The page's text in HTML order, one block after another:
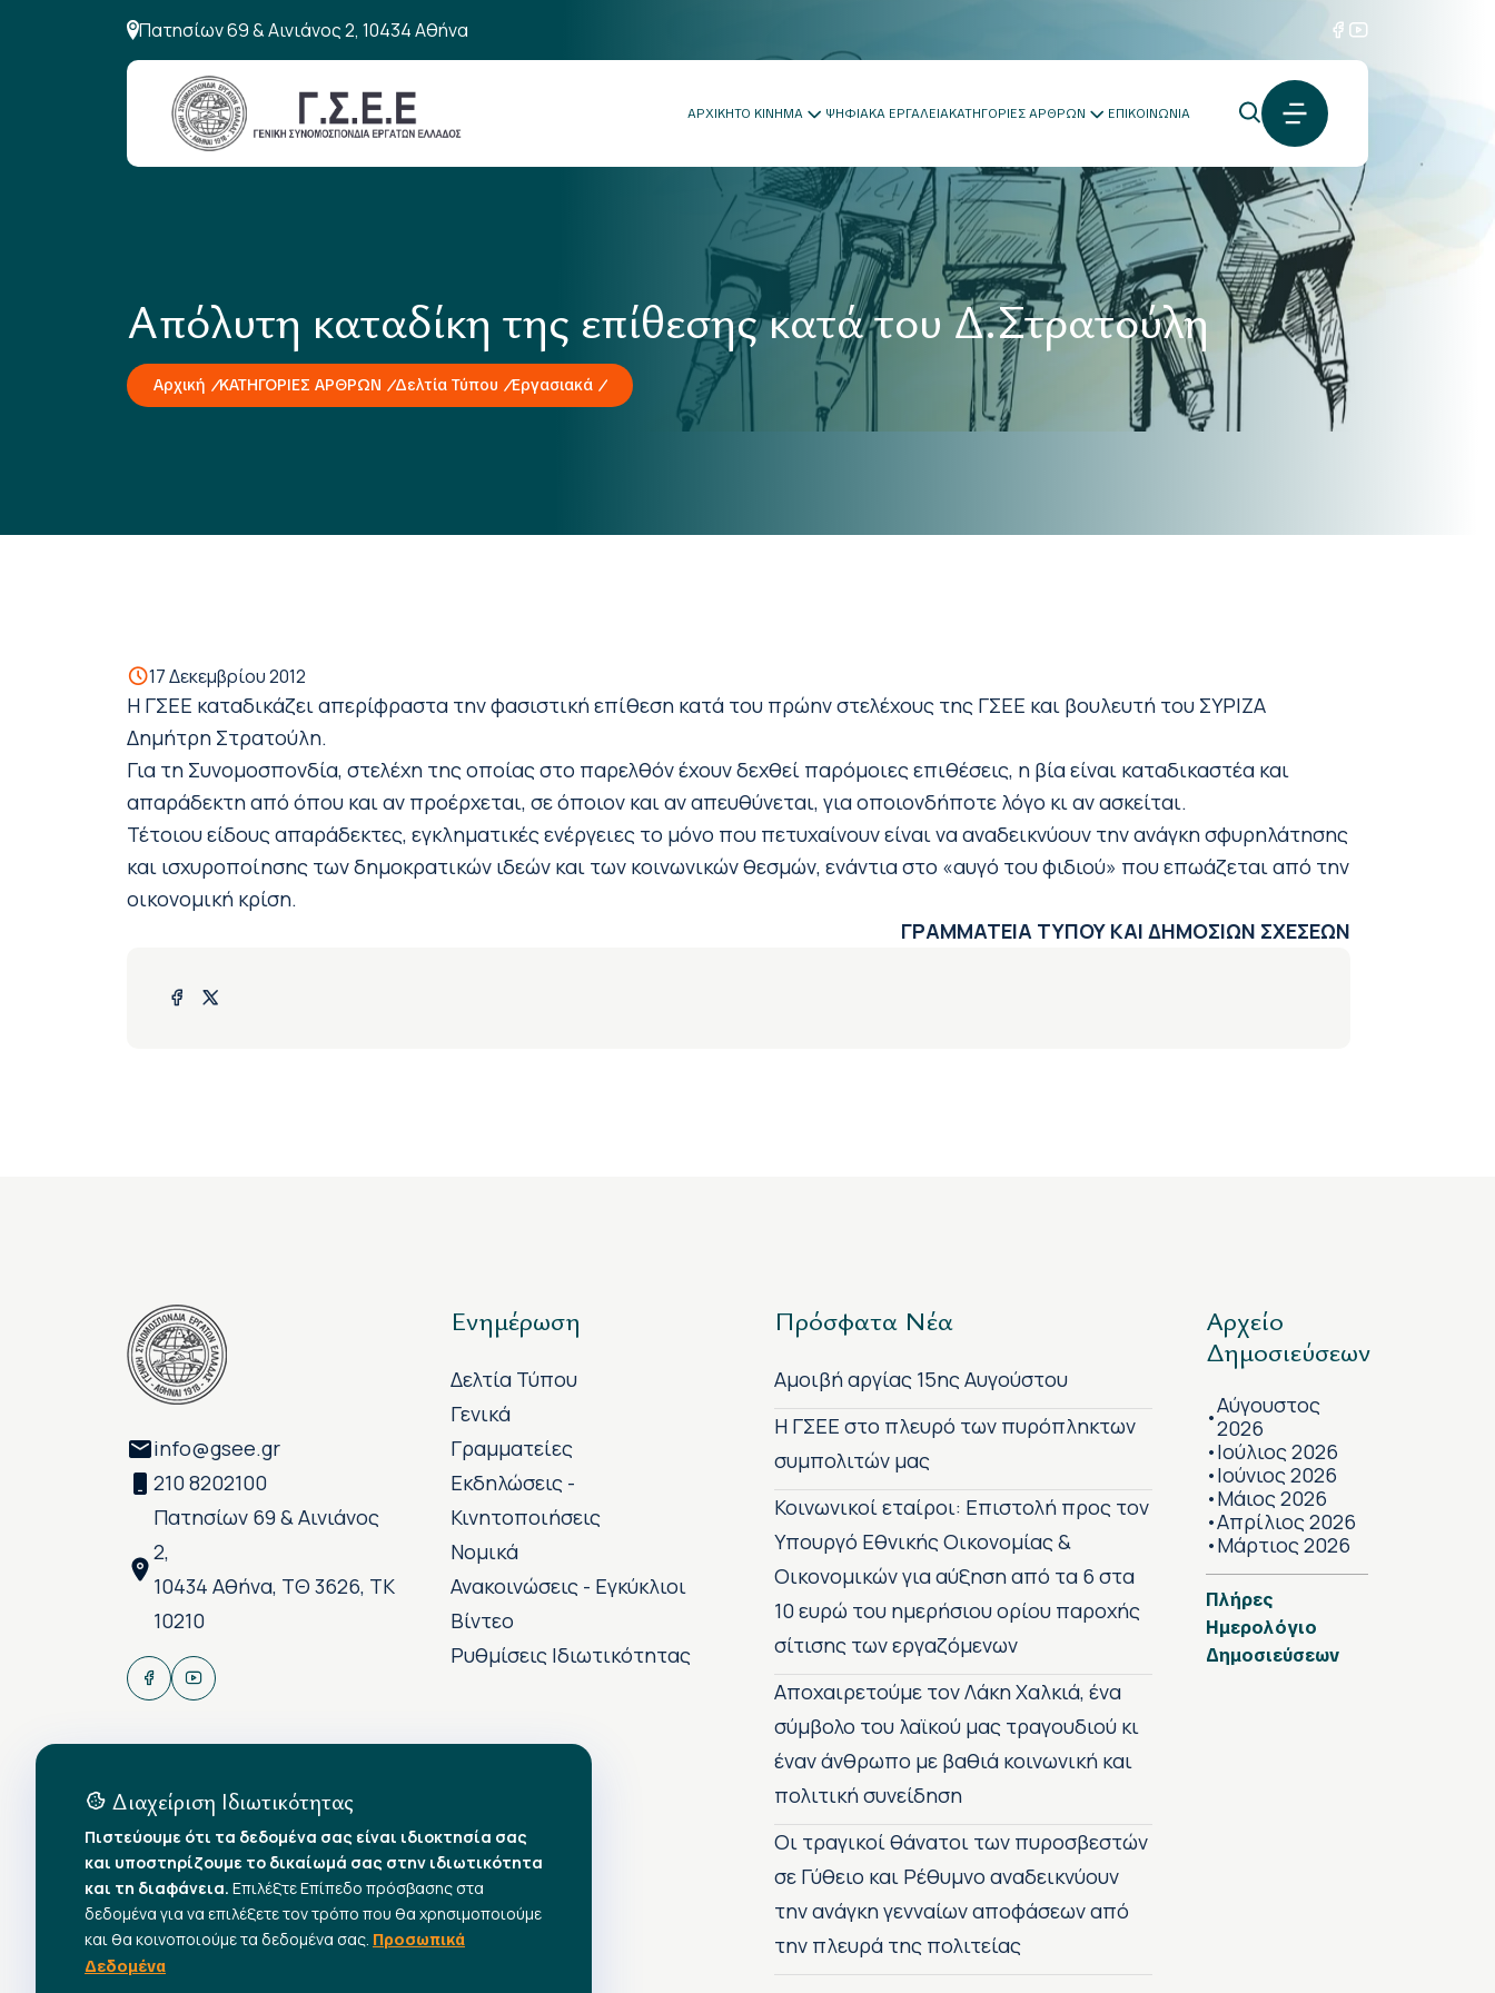
Πατησίων 69 & Αινιάνος 2, 10434 Αθήνα
ΑΡΧΙΚΗΤΟ ΚΙΝΗΜΑ ΨΗΦΙΑΚΑ ΕΡΓΑΛΕΙΑΚΑΤΗΓΟΡΙΕΣ ΑΡΘΡΩΝ ΕΠΙΚΟΙΝΩΝΙΑ
Απόλυτη καταδίκη της επίθεσης κατά του Δ.Στρατούλη
Αρχική ΚΑΤΗΓΟΡΙΕΣ ΑΡΘΡΩΝ Δελτία Τύπου Εργασιακά
17 Δεκεμβρίου 2012
H ΓΣΕΕ καταδικάζει απερίφραστα την φασιστική επίθεση κατά του πρώην στελέχους της ΓΣΕΕ και βουλευτή του ΣΥΡΙΖΑ
Δημήτρη Στρατούλη.
Για τη Συνομοσπονδία, στελέχη της οποίας στο παρελθόν έχουν δεχθεί παρόμοιες επιθέσεις, η βία είναι καταδικαστέα και
απαράδεκτη από όπου και αν προέρχεται, σε όποιον και αν απευθύνεται, για οποιονδήποτε λόγο κι αν ασκείται.
Τέτοιου είδους απαράδεκτες, εγκληματικές ενέργειες το μόνο που πετυχαίνουν είναι να αναδεικνύουν την ανάγκη σφυρηλάτησης
και ισχυροποίησης των δημοκρατικών ιδεών και των κοινωνικών θεσμών, ενάντια στο «αυγό του φιδιού» που επωάζεται από την
οικονομική κρίση.
ΓΡΑΜΜΑΤΕΙΑ ΤΥΠΟΥ ΚΑΙ ΔΗΜΟΣΙΩΝ ΣΧΕΣΕΩΝ
info@gsee.gr
210 8202100
Πατησίων 69 & Αινιάνος
2,
10434 Αθήνα, ΤΘ 3626, ΤΚ
10210
Ενημέρωση
Δελτία Τύπου
Γενικά
Γραμματείες
Εκδηλώσεις -
Κινητοποιήσεις
Νομικά
Ανακοινώσεις - Εγκύκλιοι
Βίντεο
Ρυθμίσεις Ιδιωτικότητας
Πρόσφατα Νέα
Αμοιβή αργίας 15ης Αυγούστου
H ΓΣΕΕ στο πλευρό των πυρόπληκτων
συμπολιτών μας
Κοινωνικοί εταίροι: Επιστολή προς τον
Υπουργό Εθνικής Οικονομίας &
Οικονομικών για αύξηση από τα 6 στα
10 ευρώ του ημερήσιου ορίου παροχής
σίτισης των εργαζόμενων
Αποχαιρετούμε τον Λάκη Χαλκιά, ένα
σύμβολο του λαϊκού μας τραγουδιού κι
έναν άνθρωπο με βαθιά κοινωνική και
πολιτική συνείδηση
Οι τραγικοί θάνατοι των πυροσβεστών
σε Γύθειο και Ρέθυμνο αναδεικνύουν
την ανάγκη γενναίων αποφάσεων από
την πλευρά της πολιτείας
Αρχείο
Δημοσιεύσεων
•Αύγουστος
2026
•Ιούλιος 2026
•Ιούνιος 2026
•Μάιος 2026
•Απρίλιος 2026
•Μάρτιος 2026
Πλήρες
Ημερολόγιο
Δημοσιεύσεων
Διαχείριση Ιδιωτικότητας
Πιστεύουμε ότι τα δεδομένα σας είναι ιδιοκτησία σας
και υποστηρίζουμε το δικαίωμά σας στην ιδιωτικότητα
και τη διαφάνεια. Επιλέξτε Επίπεδο πρόσβασης στα
δεδομένα για να επιλέξετε τον τρόπο που θα χρησιμοποιούμε
και θα κοινοποιούμε τα δεδομένα σας. Προσωπικά
Δεδομένα